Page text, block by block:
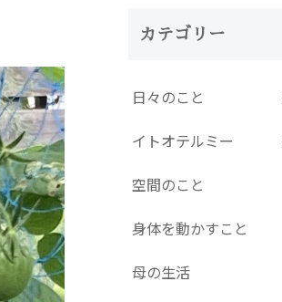
カテゴリー
日々のこと
イトオテルミー
空間のこと
身体を動かすこと
母の生活